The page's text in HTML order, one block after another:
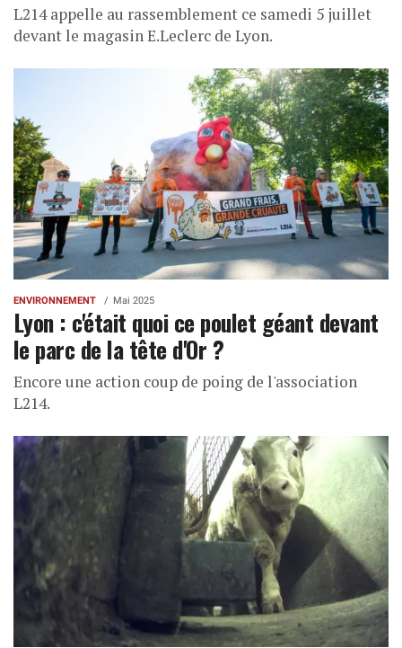
L214 appelle au rassemblement ce samedi 5 juillet
devant le magasin E.Leclerc de Lyon.
ENVIRONNEMENT Mai 2025
Lyon : c'était quoi ce poulet géant devant
le parc de la tête d'Or ?
Encore une action coup de poing de l'association
L214.